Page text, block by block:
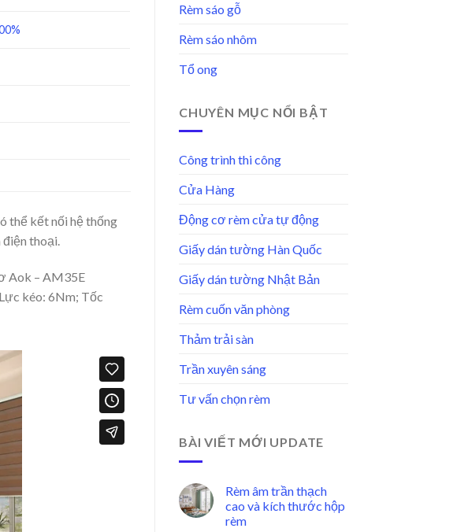
Rèm sáo gỗ
Rèm sáo nhôm
Tổ ong
CHUYÊN MỤC NỔI BẬT
Công trình thi công
Cửa Hàng
Động cơ rèm cửa tự động
Giấy dán tường Hàn Quốc
Giấy dán tường Nhật Bản
Rèm cuốn văn phòng
Thảm trải sàn
Trần xuyên sáng
Tư vấn chọn rèm
BÀI VIẾT MỚI UPDATE
Rèm âm trần thạch
cao và kích thước hộp
rèm
thể kết nối hệ thống
điện thoại.
Aok – AM35E
kéo: 6Nm; Tốc